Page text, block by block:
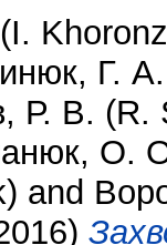
Г.
Р. В. (R.
О.
and